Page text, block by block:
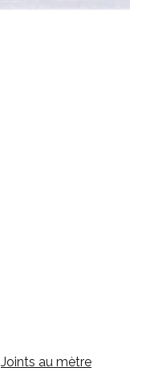
Joints au mètre